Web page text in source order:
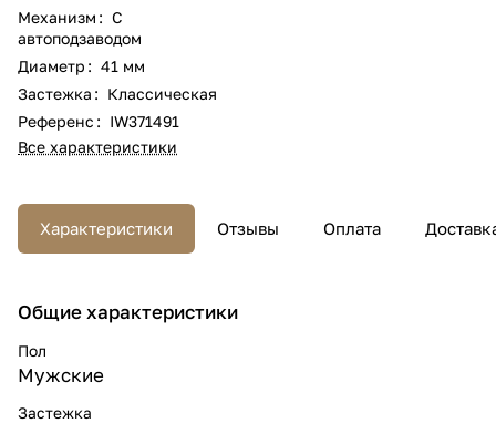
Механизм : С
автоподзаводом
Диаметр : 41 мм
Застежка : Классическая
Референс : IW371491
Все характеристики
Характеристики Отзывы Оплата
Общие характеристики
Пол
Мужские
Застежка